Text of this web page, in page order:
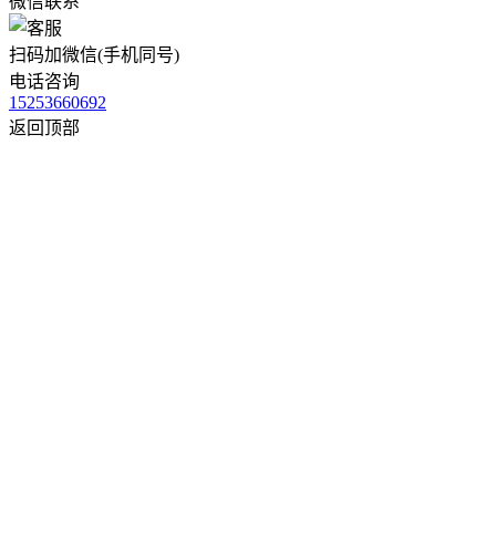
扫码加微信(手机同号)
电话咨询
15253660692
返回顶部